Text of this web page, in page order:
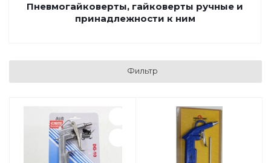
Пневмогайковерты, гайковерты ручные и
принадлежности к ним
Фильтр